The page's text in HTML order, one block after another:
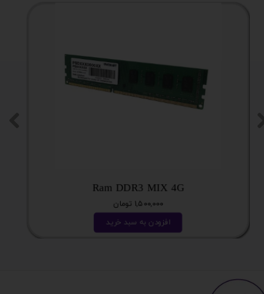
Ram DDR3 MIX 4G
۱,۵۰۰,۰۰۰ تومان
افزودن به سبد خرید